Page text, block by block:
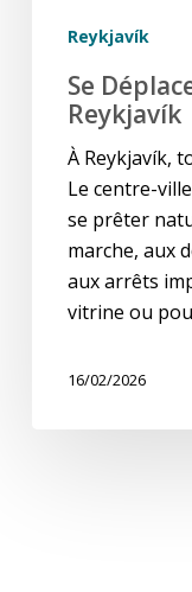
Reykjavík
Se
Reykjavík
À Reykjavík,
Le centre-
se prêter
marche, aux
aux arrêts
vitrine ou
16/02/2026